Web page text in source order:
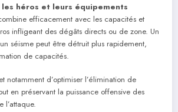
les héros et leurs équipements
efficacement avec les capacités et
infligeant des dégâts directs ou de zone. Un
séisme peut être détruit plus rapidement,
de capacités.
notamment d’optimiser l’élimination de
en préservant la puissance offensive des
l’attaque.